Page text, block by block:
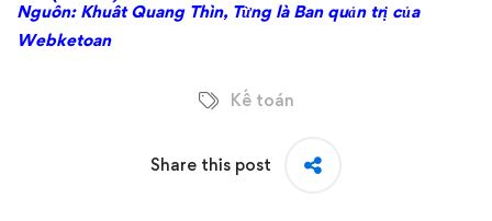
Nguồn: Khuất Quang Thìn, Từng là Ban quản trị của
Webketoan
Kế toán
Share this post